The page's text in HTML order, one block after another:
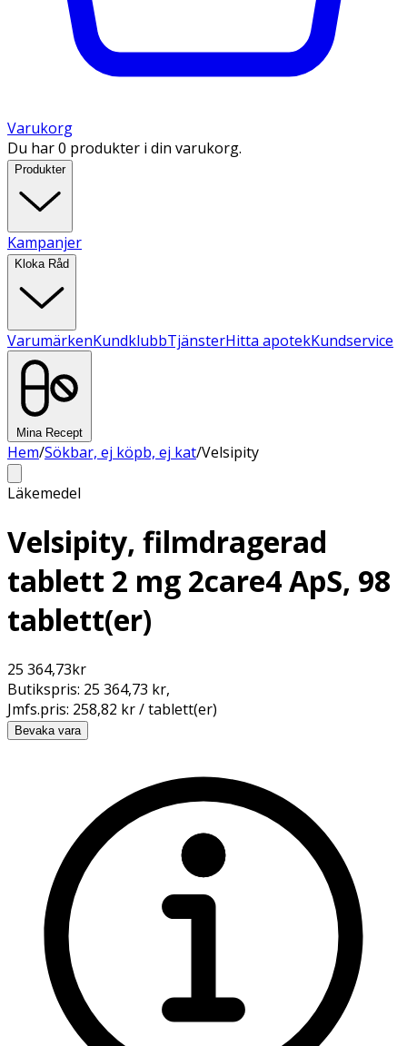
Varukorg
Du har 0 produkter i din varukorg.
Produkter
Kampanjer
Kloka Råd
VarumärkenKundklubbTjänsterHitta apotekKundservice
Mina Recept
Hem/Sökbar, ej köpb, ej kat/Velsipity
Läkemedel
Velsipity, filmdragerad
tablett 2 mg 2care4 ApS, 98
tablett(er)
25 364,73kr
Butikspris: 25 364,73 kr,
Jmfs.pris: 258,82 kr / tablett(er)
Bevaka vara